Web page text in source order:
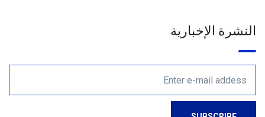
النشرة الإخبارية